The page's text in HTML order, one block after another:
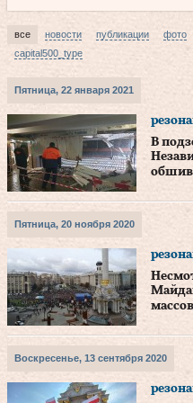
все новости публикации фото
capital500_type
Пятница, 22 января 2021
В
Пятница, 20 ноября 2020
Воскресенье, 13 сентября 2020